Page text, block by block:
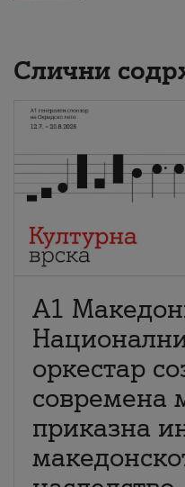
Слични
А1
оркестар
современа
приказна